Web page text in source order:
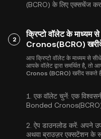
(BCRO) के लिए एक्सचेंज
2
क्रिप्टो वॉलेट के माध्यम
Cronos(BCRO)
आप क्रिप्टो वॉलेट के माध्यम से
आपके वॉलेट द्वारा समर्थित है, तो
Cronos (BCRO) खरीद सकते
1. एक वॉलेट चुनें: एक
Bonded Cronos(BCRO)
2. ऐप डाउनलोड करें: अपने
अथवा ब्राउज़र एक्सटेंशन के